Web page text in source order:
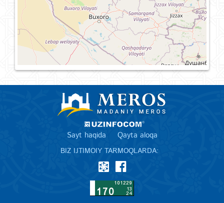
Sayt haqida Qayta aloqa
BIZ IJTIMOIY TARMOQLARDA: